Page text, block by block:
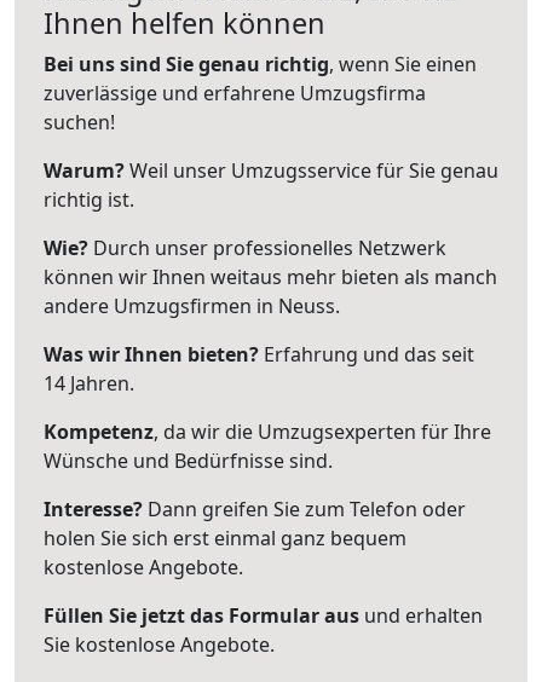
Ihnen helfen können
Bei uns sind Sie genau richtig, wenn Sie einen
zuverlässige und erfahrene Umzugsfirma
suchen!
Warum?Weil unser Umzugsservice für Sie genau
richtig ist.
Wie? Durch unser professionelles Netzwerk
können wir Ihnen weitaus mehr bieten als manch
andere Umzugsfirmen in Neuss.
Was wir Ihnen bieten? Erfahrung und das seit
14 Jahren.
Kompetenz, da wir die Umzugsexperten für Ihre
Wünsche und Bedürfnisse sind.
Interesse? Dann greifen Sie zum Telefon oder
holen Sie sich erst einmal ganz bequem
kostenlose Angebote.
Füllen Sie jetzt das Formular aus und erhalten
Sie kostenlose Angebote.